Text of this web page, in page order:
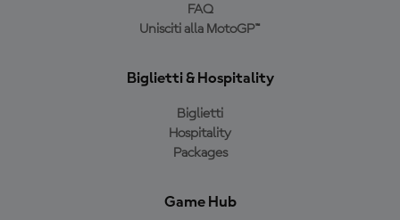
FAQ
Unisciti alla MotoGP™
Biglietti & Hospitality
Biglietti
Hospitality
Packages
Game Hub